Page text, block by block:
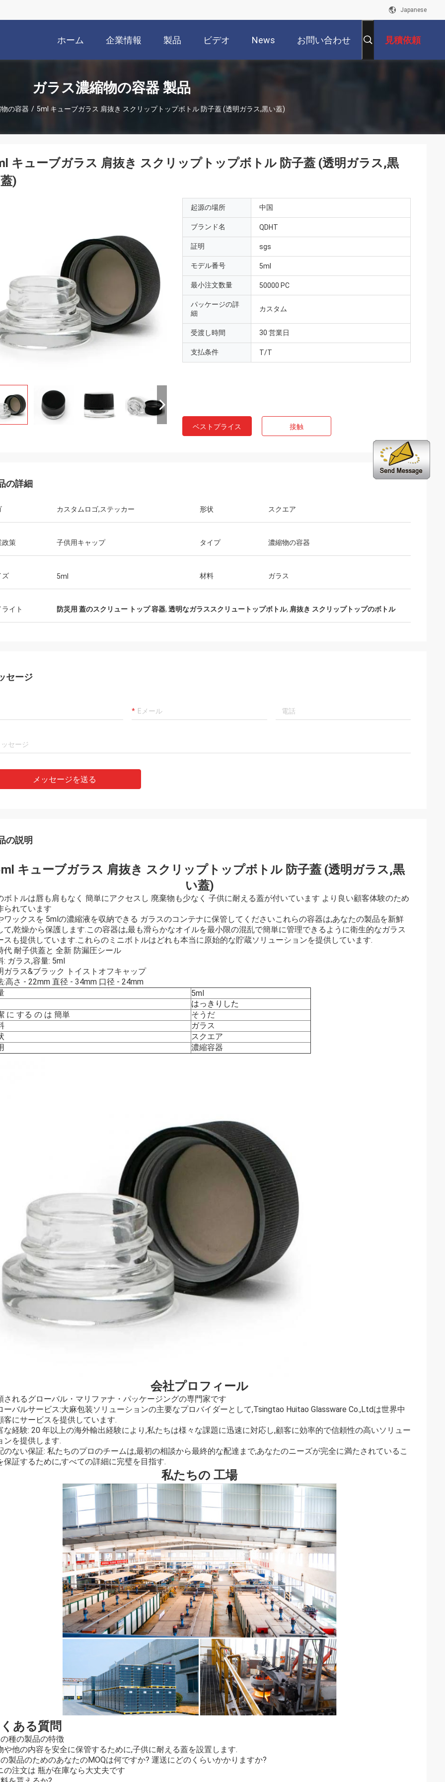
Japanese
ホーム 企業情報 製品 ビデオ News お問い合わせ 見積依頼
ガラス濃縮物の容器 製品
の容器 / 5ml キューブガラス 肩抜き スクリップトップボトル 防子蓋 (透明ガラス,黒い蓋)
キューブガラス 肩抜き スクリップトップボトル 防子蓋 (透明ガラス,黒
)
起源の場所 中国
ブランド名 QDHT
証明 sgs
モデル番号 5ml
最小注文数量 50000 PC
パッケージの詳
細
カスタム
受渡し時間 30 営業日
支払条件 T/T
ベストプライス 接触
の詳細
カスタムロゴ,ステッカー 形状 スクエア
政策 子供用キャップ タイプ 濃縮物の容器
ズ 5ml 材料 ガラス
イト 防災用 蓋のスクリュー トップ 容器, 透明なガラススクリュートップボトル, 肩抜き スクリップトップのボトル
セージ
メッセージを送る
の説明
キューブガラス 肩抜き スクリップトップボトル 防子蓋 (透明ガラス,黒
い蓋)
ボトルは唇も肩もなく 簡単にアクセスし 廃棄物も少なく 子供に耐える蓋が付いています より良い顧客体験のため
られています
ワックスを 5mlの濃縮液を収納できる ガラスのコンテナに保管してくださいこれらの容器は,あなたの製品を新鮮
て,乾燥から保護します.この容器は,最も滑らかなオイルを最小限の混乱で簡単に管理できるように衛生的なガラス
スも提供しています.これらのミニボトルはどれも本当に原始的な貯蔵ソリューションを提供しています.
代 耐子供蓋と 全新 防漏圧シール
: ガラス,容量: 5ml
ガラス&ブラック トイストオフキャップ
:高さ - 22mm 直径 - 34mm 口径 - 24mm
5ml
はっきりした
に する の は 簡単
そうだ
ガラス
スクエア
濃縮容器
会社プロフィール
されるグローバル・マリファナ・パッケージングの専門家です
ーバルサービス:大麻包装ソリューションの主要なプロバイダーとして,Tsingtao Huitao Glassware Co.,Ltdは世界中
客にサービスを提供しています.
な経験: 20 年以上の海外輸出経験により,私たちは様々な課題に迅速に対応し,顧客に効率的で信頼性の高いソリュー
ンを提供します.
のない保証: 私たちのプロのチームは,最初の相談から最終的な配達まで,あなたのニーズが完全に満たされているこ
保証するために,すべての詳細に完璧を目指す.
私たちの 工場
ある質問
種の製品の特徴
や他の内容を安全に保管するために,子供に耐える蓋を設置します.
製品のためのあなたのMOQは何ですか? 運送にどのくらいかかりますか?
の注文は 瓶が在庫なら大丈夫です